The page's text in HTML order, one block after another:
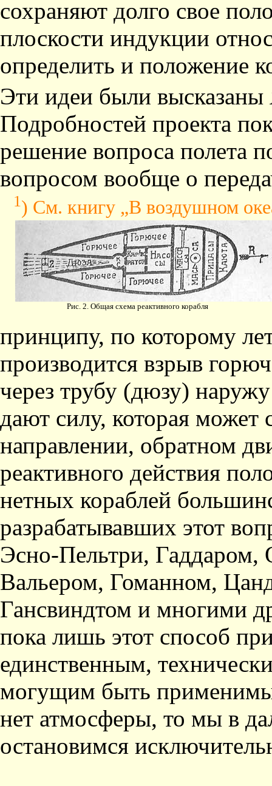
сохраняют долго свое
плоскости индукции
определить и положение
Эти идеи были
Подробностей проекта
решение вопроса полета
вопросом вообще о
1) См. книгу „В воздушном
Рис. 2. Общая схема реактивного корабля
принципу, по которому
производится взрыв
через трубу (дюзу)
дают силу, которая
направлении, обратном
реактивного действия
нетных кораблей
разрабатывавших этот
Эсно-Пельтри, Гаддаром,
Вальером, Гоманном,
Гансвиндтом и многими
пока лишь этот способ
единственным,
могущим быть
нет атмосферы, то мы в
остановимся